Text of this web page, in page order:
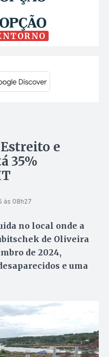
e
35%
às 08h27
no local onde a
de Oliveira
de 2024,
e uma